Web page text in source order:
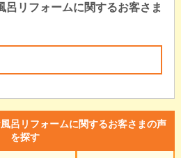
呂リフォームに関するお客さま
呂リフォームに関するお客さまの声
を探す